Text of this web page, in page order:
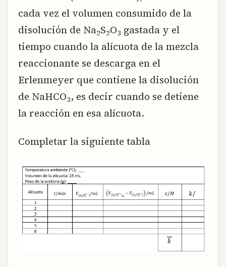
cada vez el volumen consumido de la
disolución de Na2S2O3 gastada y el
tiempo cuando la alícuota de la mezcla
reaccionante se descarga en el
Erlenmeyer que contiene la disolución
de NaHCO3, es decir cuando se detiene
la reacción en esa alícuota.
Completar la siguiente tabla